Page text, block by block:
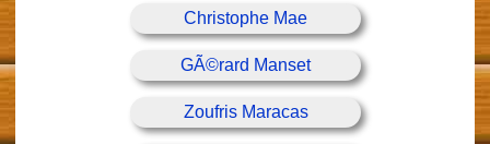
Christophe Mae
GÃ©rard Manset
Zoufris Maracas